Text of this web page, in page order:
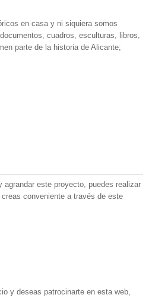
en casa y ni siquiera somos
cuadros, esculturas, libros,
parte de la historia de Alicante;
agrandar este proyecto, puedes realizar
conveniente a través de este
y deseas patrocinarte en esta web,